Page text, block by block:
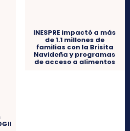
Navideña y programas
de acceso a alimentos